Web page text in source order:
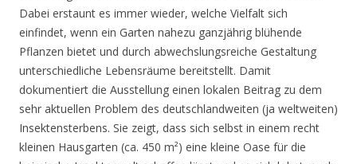
Dabei erstaunt es immer wieder, welche Vielfalt sich
einfindet, wenn ein Garten nahezu ganzjährig blühende
Pflanzen bietet und durch abwechslungsreiche Gestaltung
unterschiedliche Lebensräume bereitstellt. Damit
dokumentiert die Ausstellung einen lokalen Beitrag zu dem
sehr aktuellen Problem des deutschlandweiten (ja weltweiten)
Insektensterbens. Sie zeigt, dass sich selbst in einem recht
kleinen Hausgarten (ca. 450 m²) eine kleine Oase für die